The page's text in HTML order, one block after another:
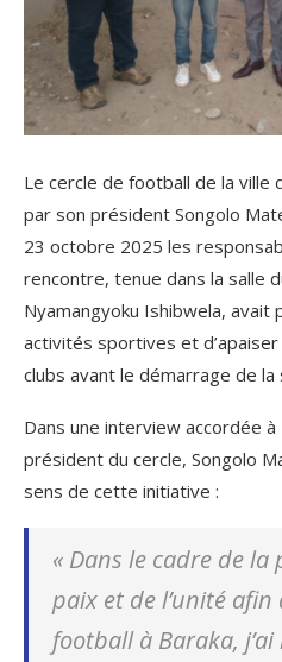
Le cercle de football de la ville
par son président Songolo
23 octobre 2025 les
rencontre, tenue dans la salle
Nyamangyoku Ishibwela,
activités sportives et
clubs avant le démarrage de
Dans une interview accordée à
président du cercle, Songolo
sens de cette initiative :
« Dans le cadre de
paix et de l’unité
football à Baraka,